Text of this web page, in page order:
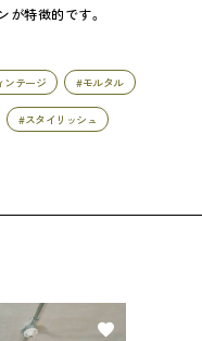
特徴的です。
ンテージ #モルタル
#スタイリッシュ
好き